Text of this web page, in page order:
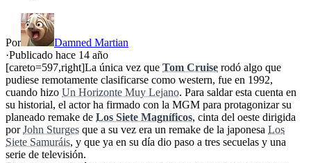
Por
Damned Martian
·Publicado hace 14 año
[careto=597,right]La única vez que Tom Cruise rodó algo que
pudiese remotamente clasificarse como western, fue en 1992,
cuando hizo Un Horizonte Muy Lejano. Para saldar esta cuenta en
su historial, el actor ha firmado con la MGM para protagonizar su
planeado remake de Los Siete Magníficos, cinta del oeste dirigida
porJohn Sturges que a su vez era un remake de la japonesa Los
Siete Samuráis, y que ya en su día dio paso a tres secuelas y una
serie de televisión.